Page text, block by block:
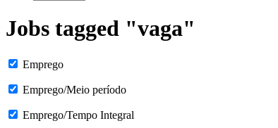
Jobs tagged "vaga"
Emprego
Emprego/Meio período
Emprego/Tempo Integral